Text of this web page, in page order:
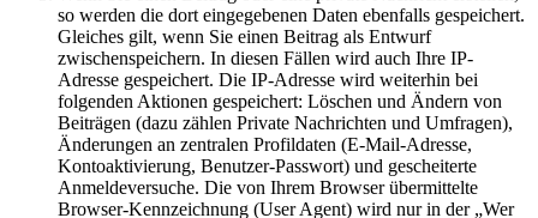
so werden die dort eingegebenen Daten ebenfalls gespeichert.
Gleiches gilt, wenn Sie einen Beitrag als Entwurf
zwischenspeichern. In diesen Fällen wird auch Ihre IP-
Adresse gespeichert. Die IP-Adresse wird weiterhin bei
folgenden Aktionen gespeichert: Löschen und Ändern von
Beiträgen (dazu zählen Private Nachrichten und Umfragen),
Änderungen an zentralen Profildaten (E-Mail-Adresse,
Kontoaktivierung, Benutzer-Passwort) und gescheiterte
Anmeldeversuche. Die von Ihrem Browser übermittelte
Browser-Kennzeichnung (User Agent) wird nur in der „Wer